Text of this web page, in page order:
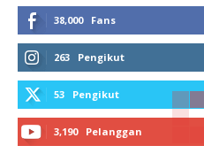
38,000 Fans
263 Pengikut
53 Pengikut
3,190 Pelanggan